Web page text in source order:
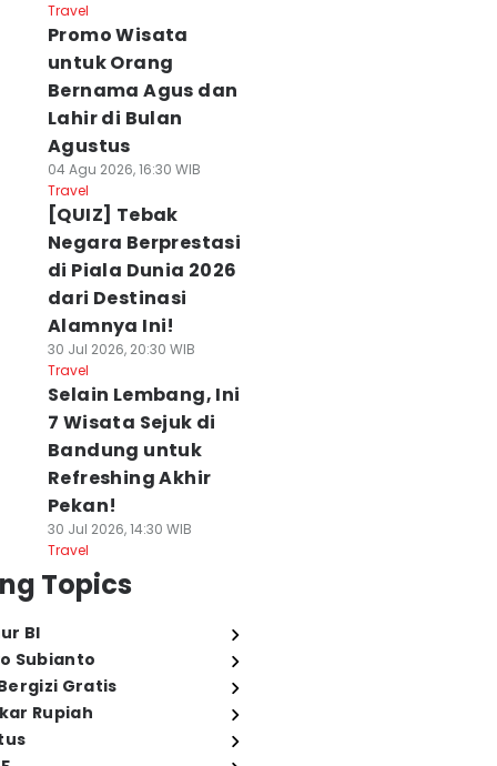
Travel
Promo Wisata
untuk Orang
Bernama Agus dan
Lahir di Bulan
Agustus
04 Agu 2026, 16:30 WIB
Travel
[QUIZ] Tebak
Negara Berprestasi
di Piala Dunia 2026
dari Destinasi
Alamnya Ini!
30 Jul 2026, 20:30 WIB
Travel
Selain Lembang, Ini
7 Wisata Sejuk di
Bandung untuk
Refreshing Akhir
Pekan!
30 Jul 2026, 14:30 WIB
Travel
Topics
BI
Subianto
Gratis
Rupiah